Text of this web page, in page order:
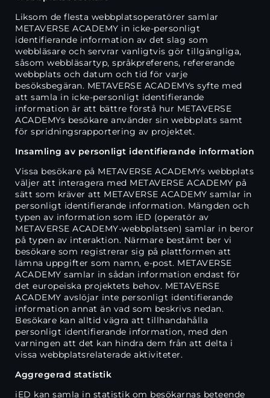
Liksom de flesta webbplatsoperatörer samlar
METAVERSE ACADEMY in icke-personligt
identifierande information av det slag som
webbläsare och servrar vanligtvis gör tillgängliga,
såsom webbläsartyp, språkpreferens, refererande
webbplats och datum och tid för varje
besöksbegäran. METAVERSE ACADEMYs syfte med
att samla in icke-personligt identifierande
information är att bättre förstå hur METAVERSE
ACADEMYs besökare använder sin webbplats samt
för spridningsrapportering av projektet.
Insamling av personligt identifierande information
Vissa besökare på METAVERSE ACADEMYs webbplats
väljer att interagera med METAVERSE ACADEMY på
sätt som kräver att METAVERSE ACADEMY samlar in
personligt identifierande information. Mängden och
typen av information som iED (operatör av
METAVERSE ACADEMY-webbplatsen) samlar in beror
på typen av interaktion. Närmare bestämt ber vi
besökare som registrerar sig på plattformen att
lämna uppgifter som namn, e-post. METAVERSE
ACADEMY samlar in sådan information endast för
det europeiska projektets behov. METAVERSE
ACADEMY avslöjar inte personligt identifierande
information annat än vad som beskrivs nedan.
Besökare kan alltid vägra att tillhandahålla
personligt identifierande information, med den
varningen att det kan hindra dem från att delta i
vissa webbplatsrelaterade aktiviteter.
Aggregerad statistik
iED kan samla in statistik om besökarnas beteende